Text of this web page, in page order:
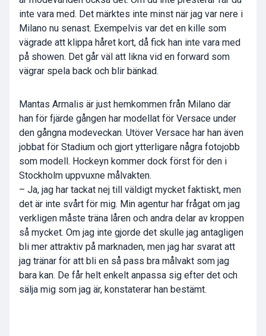
inte vara med. Det märktes inte minst när jag var nere i
Milano nu senast. Exempelvis var det en kille som
vägrade att klippa håret kort, då fick han inte vara med
på showen. Det går väl att likna vid en forward som
vägrar spela back och blir bänkad.
Mantas Armalis är just hemkommen från Milano där
han för fjärde gången har modellat för Versace under
den gångna modeveckan. Utöver Versace har han även
jobbat för Stadium och gjort ytterligare några fotojobb
som modell. Hockeyn kommer dock först för den i
Stockholm uppvuxne målvakten.
– Ja, jag har tackat nej till väldigt mycket faktiskt, men
det är inte svårt för mig. Min agentur har frågat om jag
verkligen måste träna låren och andra delar av kroppen
så mycket. Om jag inte gjorde det skulle jag antagligen
bli mer attraktiv på marknaden, men jag har svarat att
jag tränar för att bli en så pass bra målvakt som jag
bara kan. De får helt enkelt anpassa sig efter det och
sälja mig som jag är, konstaterar han bestämt.